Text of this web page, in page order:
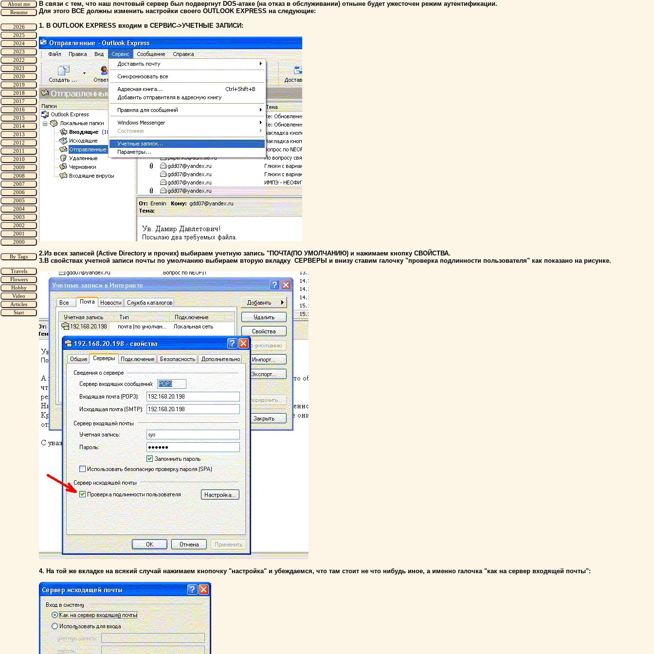
В связи с тем, что наш почтовый сервер был подвергнут DOS-атаке (на отказ в обслуживании) отныне будет ужесточен режим аутентификации.
Для этого ВСЕ должны изменить настройки своего OUTLOOK EXPRESS на следующие:
1. В OUTLOOK EXPRESS входим в СЕРВИС->УЧЕТНЫЕ ЗАПИСИ:
2.Из всех записей (Active Directory и прочих) выбираем учетную запись "ПОЧТА(ПО УМОЛЧАНИЮ) и нажимаем кнопку СВОЙСТВА.
3.В свойствах учетной записи почты по умолчанию выбираем вторую вкладку СЕРВЕРЫ и внизу ставим галочку "проверка подлинности пользователя" как показано на рисунке.
4. На той же вкладке на всякий случай нажимаем кнопочку "настройка" и убеждаемся, что там стоит не что нибудь иное, а именно галочка "как на сервер входящей почты":